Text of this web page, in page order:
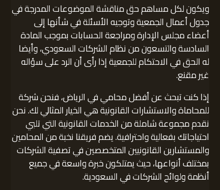
ويكون لكل مساهم حق مناقشة الموضوعات المدرجة في
جدول أعمال الجمعية وتوجيه الأسئلة في شأنها إلى
أعضاء مجلس الإدارة ومراجعة الحسابات بموجب المادة
السادسة والتسعون من نظام الشركات السعودي، وأيضا
له الحق في الاحتكام للجمعية إذا رأى أن الرد على سؤاله
غير مقنع.
إذا كنت تبحث عن أفضل محامي في الرياض، فنحن شركة
للمحاماة والاستشارات القانونية هي الخيار المثالي لك. نحن
نقدم مجموعة شاملة من الخدمات القانونية التي تلبي
احتياجاتك بفعالية واحترافية. يضم فريقنا نخبة من المحامين
والمستشارين القانونيين المتخصصين في تصفية الشركات
بمختلف أنواعها، حيث يمتلكون خبرة واسعة في جميع
أنظمة ولوائح الشركات في السعودية.